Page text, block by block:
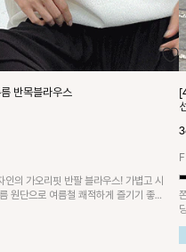
반목블라우스
인의 가오리핏 반팔 블라우스! 가볍고 시
원단으로 여름철 쾌적하게 즐기기 좋은